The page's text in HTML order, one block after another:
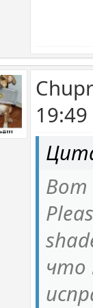
Вот
что